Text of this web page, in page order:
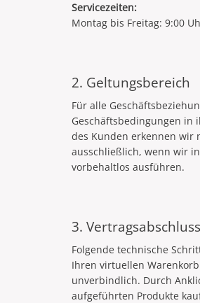
Servicezeiten:
Montag bis Freitag: 9:00
2. Geltungsbereich
Für alle
Geschäftsbedingungen in
des Kunden erkennen wir
ausschließlich, wenn wir
vorbehaltlos ausführen.
3.
Folgende technische
Ihren virtuellen
unverbindlich. Durch
aufgeführten Produkte